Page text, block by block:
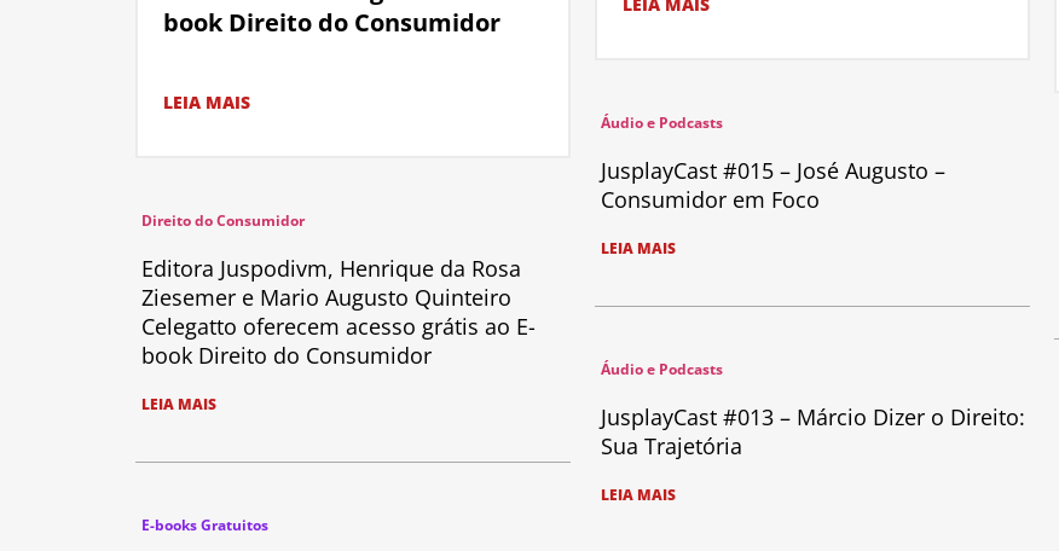
book Direito do Consumidor
LEIA MAIS
Direito do Consumidor
Editora Juspodivm, Henrique da Rosa
Ziesemer e Mario Augusto Quinteiro
Celegatto oferecem acesso grátis ao E-
book Direito do Consumidor
LEIA MAIS
E-books Gratuitos
Áudio e Podcasts
JusplayCast #015 – José Augusto –
Consumidor em Foco
LEIA MAIS
Áudio e Podcasts
JusplayCast #013 – Márcio Dizer o Direito:
Sua Trajetória
LEIA MAIS